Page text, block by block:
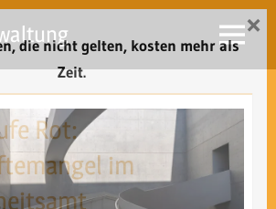
Menü
Rot:
im
die nicht gelten, kosten mehr als
Zeit.
×